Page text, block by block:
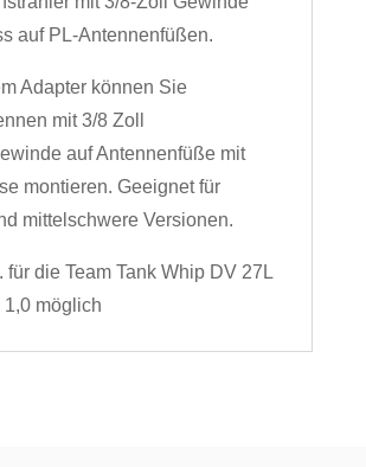
auf PL-Antennenfüßen.
Adapter können Sie
mit 3/8 Zoll
auf Antennenfüße mit
montieren. Geeignet für
mittelschwere Versionen.
für die Team Tank Whip DV 27L
1,0 möglich